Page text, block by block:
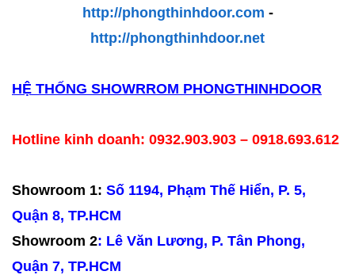
http://phongthinhdoor.com -
http://phongthinhdoor.net
HỆ THỐNG SHOWRROM PHONGTHINHDOOR
Hotline kinh doanh: 0932.903.903 – 0918.693.612
Showroom 1: Số 1194, Phạm Thế Hiển, P. 5,
Quận 8, TP.HCM
Showroom 2: Lê Văn Lương, P. Tân Phong,
Quận 7, TP.HCM